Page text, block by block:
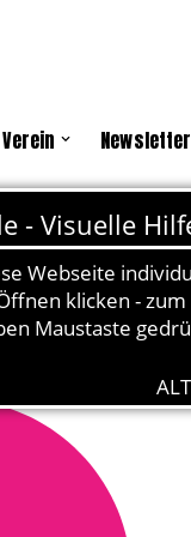
Verein Newsletter